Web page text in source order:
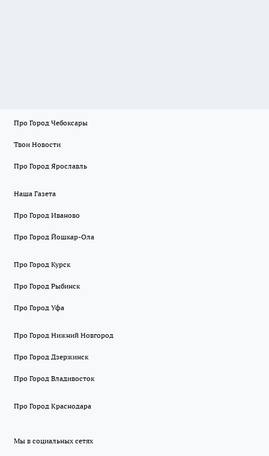
Про Город Чебоксары
Твои Новости
Про Город Ярославль
Наша Газета
Про Город Иваново
Про Город Йошкар-Ола
Про Город Курск
Про Город Рыбинск
Про Город Уфа
Про Город Нижний Новгород
Про Город Дзержинск
Про Город Владивосток
Про Город Краснодара
Мы в социальных сетях